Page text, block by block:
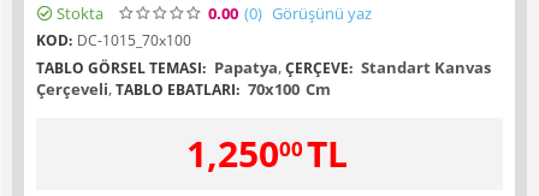
Stokta 0.00 (0) Görüşünü yaz
KOD: DC-1015_70x100
TABLO GÖRSEL TEMASI: Papatya,ÇERÇEVE: Standart Kanvas
Çerçeveli,TABLO EBATLARI: 70x100 Cm
1,25000TL